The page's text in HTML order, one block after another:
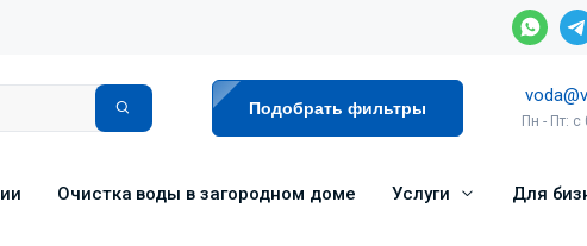
Подобрать фильтры
Пн - Пт:
Очистка воды в загородном доме Услуги Для